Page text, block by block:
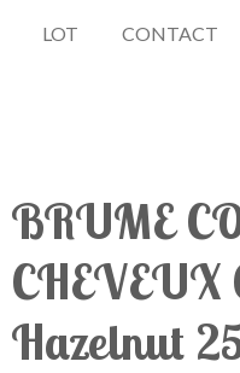
LOT CONTACT
BRUME
CHEVEUX
Hazelnut